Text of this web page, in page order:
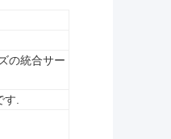
の統合サー
.